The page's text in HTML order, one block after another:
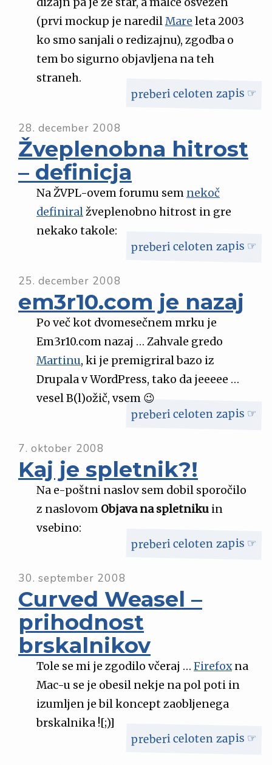
(prvi mockup je naredilMare leta 2003
ko smo sanjali o redizajnu), zgodba o
tem bo sigurno objavljena na teh
straneh.
preberi celoten zapis ☞
28. december 2008
Žveplenobna hitrost
– definicja
Na ŽVPL-ovem forumu sem nekoč
definiralžveplenobno hitrost in gre
nekako takole:
preberi celoten zapis ☞
25. december 2008
em3r10.com je nazaj
Po več kot dvomesečnem mrku je
Em3r10.com nazaj … Zahvale gredo
Martinu, ki je premigriral bazo iz
Drupala v WordPress, tako da jeeeee …
vesel B(l)ožič, vsem 😉
preberi celoten zapis ☞
7. oktober 2008
Kaj je spletnik?!
Na e-poštni naslov sem dobil sporočilo
z naslovom Objava na spletniku in
vsebino:
preberi celoten zapis ☞
30. september 2008
Curved Weasel –
prihodnost
brskalnikov
Tole se mi je zgodilo včeraj … Firefoxna
Mac-u se je obesil nekje na pol poti in
izumljen je bil koncept zaobljenega
brskalnika ![;)]
preberi celoten zapis ☞